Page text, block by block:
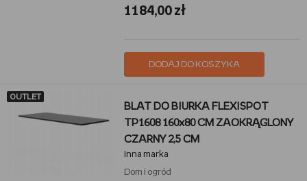
1184,00 zł
DODAJ DO KOSZYKA
OUTLET
BLAT DO BIURKA FLEXISPOT
TP1608 160x80 CM ZAOKRĄGLONY
CZARNY 2,5 CM
Inna marka
Dom i ogród